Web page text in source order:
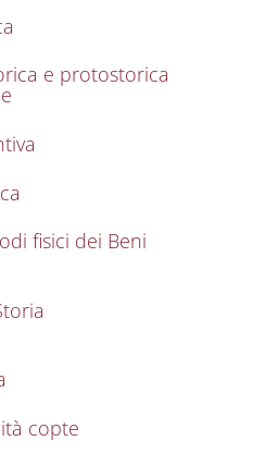
e protostorica
fisici dei Beni
copte